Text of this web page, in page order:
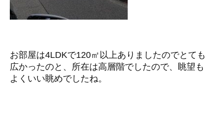
お部屋は4LDKで120㎡以上ありましたのでとても
広かったのと、所在は高層階でしたので、眺望も
よくいい眺めでしたね。